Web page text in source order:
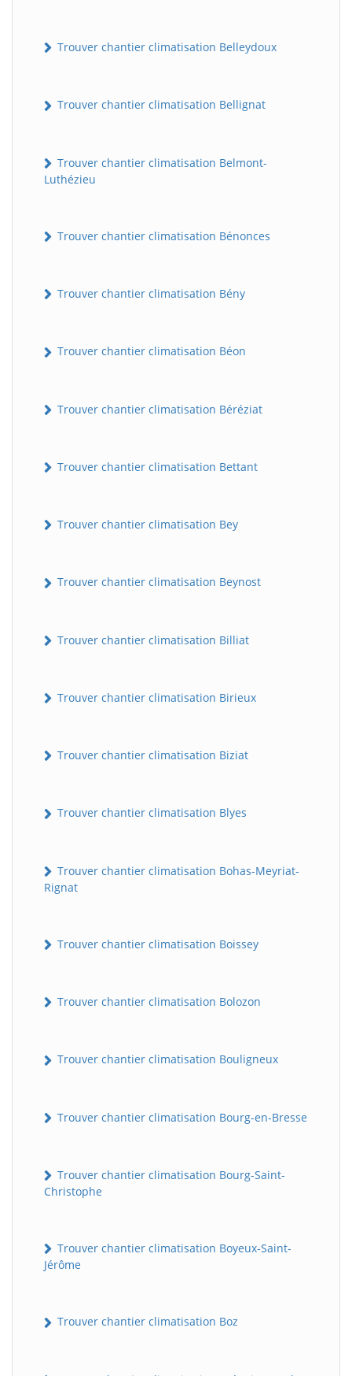
Trouver chantier climatisation Belleydoux
Trouver chantier climatisation Bellignat
Trouver chantier climatisation Belmont-
Luthézieu
Trouver chantier climatisation Bénonces
Trouver chantier climatisation Bény
Trouver chantier climatisation Béon
Trouver chantier climatisation Béréziat
Trouver chantier climatisation Bettant
Trouver chantier climatisation Bey
Trouver chantier climatisation Beynost
Trouver chantier climatisation Billiat
Trouver chantier climatisation Birieux
Trouver chantier climatisation Biziat
Trouver chantier climatisation Blyes
Trouver chantier climatisation Bohas-Meyriat-
Rignat
Trouver chantier climatisation Boissey
Trouver chantier climatisation Bolozon
Trouver chantier climatisation Bouligneux
Trouver chantier climatisation Bourg-en-Bresse
Trouver chantier climatisation Bourg-Saint-
Christophe
Trouver chantier climatisation Boyeux-Saint-
Jérôme
Trouver chantier climatisation Boz